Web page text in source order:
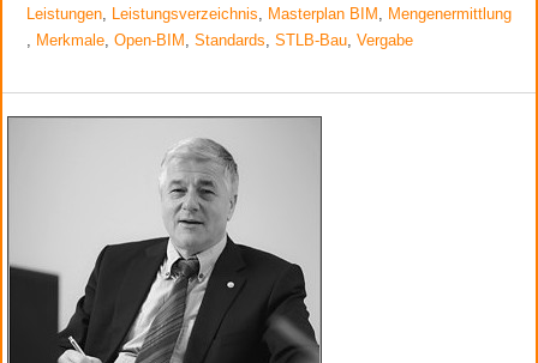
Leistungen, Leistungsverzeichnis, Masterplan BIM , Mengenermittlung
, Merkmale, Open-BIM , Standards, STLB-Bau, Vergabe